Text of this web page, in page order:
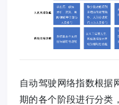
自动驾驶网络指数根据
期的各个阶段进行分类